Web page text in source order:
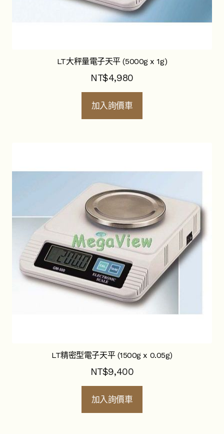
LT大秤量電子天平 (5000g x 1g)
NT$4,980
加入詢價車
LT精密型電子天平 (1500g x 0.05g)
NT$9,400
加入詢價車